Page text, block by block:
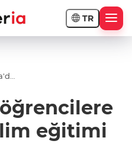
TR
eğitimi